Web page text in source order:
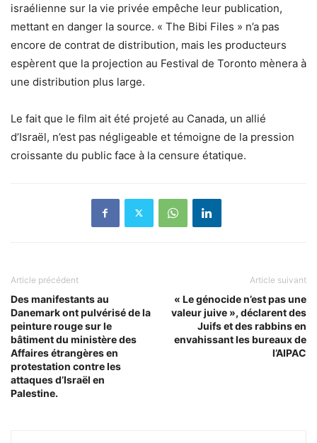
israélienne sur la vie privée empêche leur publication,
mettant en danger la source. « The Bibi Files » n’a pas
encore de contrat de distribution, mais les producteurs
espèrent que la projection au Festival de Toronto mènera à
une distribution plus large.
Le fait que le film ait été projeté au Canada, un allié
d’Israël, n’est pas négligeable et témoigne de la pression
croissante du public face à la censure étatique.
Article précédent
Des manifestants au
Danemark ont pulvérisé de la
peinture rouge sur le
bâtiment du ministère des
Affaires étrangères en
protestation contre les
attaques d’Israël en
Palestine.
Article suivant
« Le génocide n’est pas une
valeur juive », déclarent des
Juifs et des rabbins en
envahissant les bureaux de
l’AIPAC